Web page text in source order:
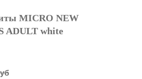
MICRO NEW
ADULT white